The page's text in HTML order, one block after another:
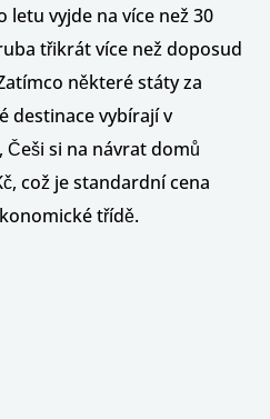
letu vyjde na více než 30
třikrát více než doposud
některé státy za
destinace vybírají v
si na návrat domů
což je standardní cena
třídě.